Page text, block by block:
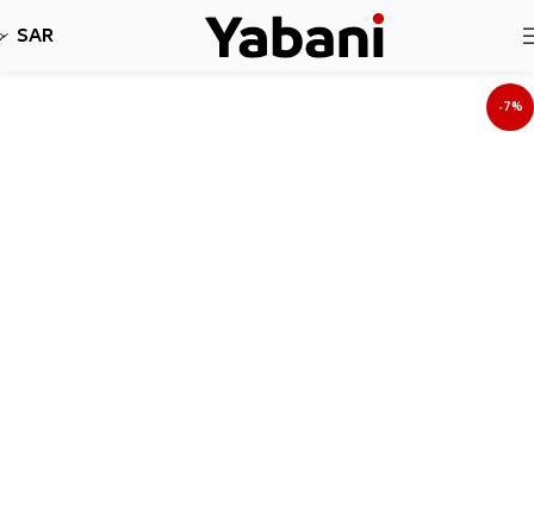
SAR
-7%
نأسف، لا نقبل طلبات حاليا بسبب توقف الشحن